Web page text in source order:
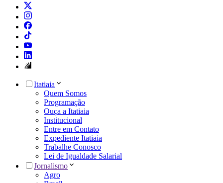
Itatiaia
Quem Somos
Programação
Ouça a Itatiaia
Institucional
Entre em Contato
Expediente Itatiaia
Trabalhe Conosco
Lei de Igualdade Salarial
Jornalismo
Agro